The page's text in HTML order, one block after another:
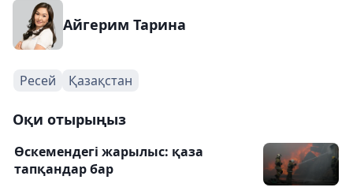
Айгерим Тарина
Ресей Қазақстан
Оқи отырыңыз
Өскемендегі жарылыс: қаза
тапқандар бар